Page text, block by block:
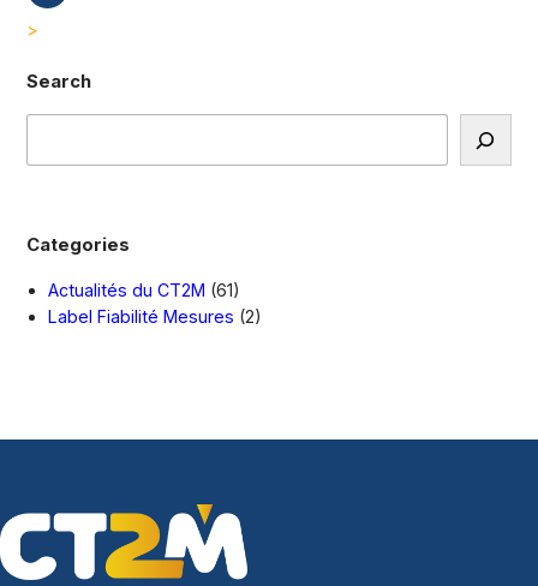
>
Search
r
c
h
Categories
Actualités du CT2M (61)
Label Fiabilité Mesures (2)